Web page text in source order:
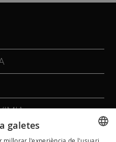
galetes